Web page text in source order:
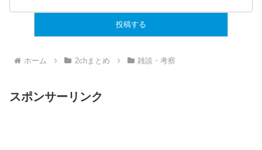
ホーム 2chまとめ 雑談・考察
スポンサーリンク